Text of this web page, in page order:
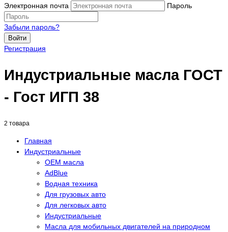
Электронная почта
Пароль
Забыли пароль?
Войти
Регистрация
Индустриальные масла ГОСТ
- Гост ИГП 38
2 товара
Главная
Индустриальные
OEM масла
АdBlue
Водная техника
Для грузовых авто
Для легковых авто
Индустриальные
Масла для мобильных двигателей на природном